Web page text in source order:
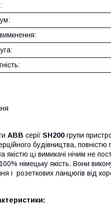
ABB серії SH200 групи
будівництва,
якістю ці вимикачі нічим не
німецьку якість. Вони
і розеткових ланцюгів від